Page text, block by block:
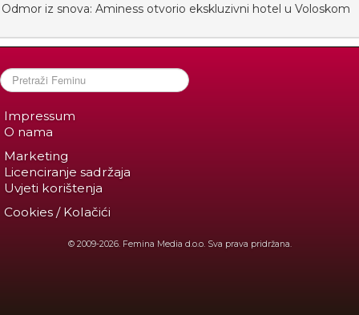
Odmor iz snova: Aminess otvorio ekskluzivni hotel u Voloskom
Impressum
O nama
Marketing
Licenciranje sadržaja
Uvjeti korištenja
Cookies / Kolačići
© 2009-2026. Femina Media d.o.o. Sva prava pridržana.